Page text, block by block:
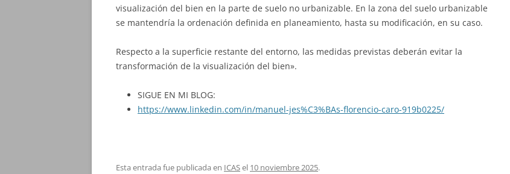
visualización del bien en la parte de suelo no urbanizable. En la zona del suelo urbanizable
se mantendría la ordenación definida en planeamiento, hasta su modificación, en su caso.
Respecto a la superficie restante del entorno, las medidas previstas deberán evitar la
transformación de la visualización del bien».
SIGUE EN MI BLOG:
https://www.linkedin.com/in/manuel-jes%C3%BAs-florencio-caro-919b0225/
Esta entrada fue publicada en ICASel 10 noviembre 2025.